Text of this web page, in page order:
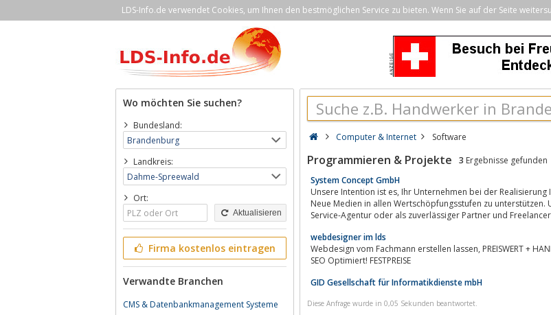
LDS-Info.de verwendet Cookies, um Ihnen den bestmöglichen Service zu bieten. Wenn Sie auf der Seite
Wo möchten Sie suchen?
Bundesland:
Landkreis:
Ort:
Aktualisieren
Firma kostenlos eintragen
Verwandte Branchen
CMS & Datenbankmanagement Systeme
Computer & Internet Software
Programmieren & Projekte 3 Ergebnisse gefunden
System Concept GmbH
Unsere Intention ist es, Ihr Unternehmen bei der Realisierung Ihrer Ziele in den Bereichen Software, Netzwerk, Sicherheit und
Neue Medien in allen Wertschöpfungsstufen zu unterstützen. Und dies genau in
Service-Agentur oder als zuverlässiger Partner und
webdesigner im lds
Webdesign vom Fachmann erstellen lassen, PREISWERT + HANDGEMACHT! Auch
SEO Optimiert! FESTPREISE
GID Gesellschaft für Informatikdienste mbH
Diese Anfrage wurde in 0,05 Sekunden beantwortet.